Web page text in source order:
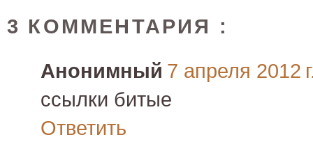
3 КОММЕНТАРИЯ :
Анонимный 7 апреля 2012
ссылки битые
Ответить